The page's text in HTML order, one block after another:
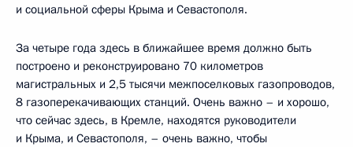
и социальной сферы Крыма и Севастополя.
За четыре года здесь в ближайшее время должно быть
построено и реконструировано 70 километров
магистральных и 2,5 тысячи межпоселковых газопроводов,
8 газоперекачивающих станций. Очень важно – и хорошо,
что сейчас здесь, в Кремле, находятся руководители
и Крыма, и Севастополя, – очень важно, чтобы